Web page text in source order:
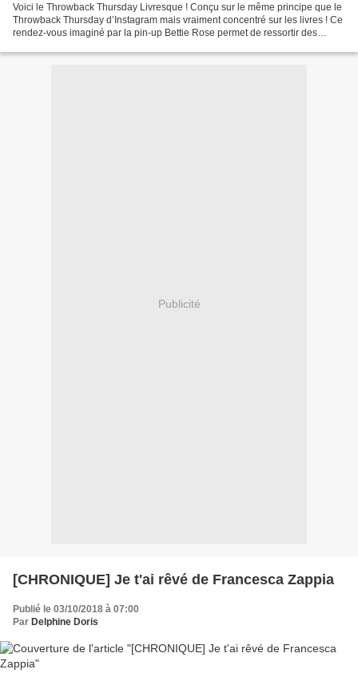
Voici le Throwback Thursday Livresque ! Conçu sur le même principe que le
Throwback Thursday d’Instagram mais vraiment concentré sur les livres ! Ce
rendez-vous imaginé par la pin-up Bettie Rose permet de ressortir des
Publicité
[CHRONIQUE] Je t'ai rêvé de Francesca Zappia
Publié le 03/10/2018 à 07:00
Par Delphine Doris